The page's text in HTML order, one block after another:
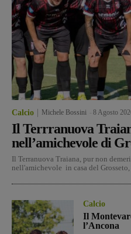
Calcio Michele Bossini 8 Agosto
Il Terrranuova
nell’amichevole di
Il Terranuova Traiana, pur non
nell'amichevole in casa del Grosseto,
Calcio
Il
l’Ancona